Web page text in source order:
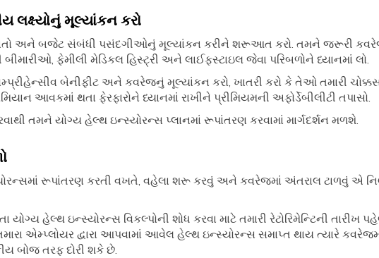
લક્ષ્યોનું મૂલ્યાંકન કરો
અને બજેટ સંબંધી પસંદગીઓનું મૂલ્યાંકન કરીને શરૂઆત કરો. તમને જરૂરી
બીમારીઓ, ફેમીલી મેડિકલ હિસ્ટ્રી અને લાઈફસ્ટાઇલ જેવા પરિબળોને ધ્યાનમાં લો.
બેનીફીટ અને કવરેજનું મૂલ્યાંકન કરો, ખાતરી કરો કે તેઓ તમારી
આવકમાં થતા ફેરફારોને ધ્યાનમાં રાખીને પ્રીમિયમની અફોર્ડેબીલીટી તપાસો.
તમને યોગ્ય હેલ્થ ઇન્સ્યોરન્સ પ્લાનમાં રૂપાંતરણ કરવામાં માર્ગદર્શન મળશે.
રૂપાંતરણ કરતી વખતે, વહેલા શરૂ કરવું અને કવરેજમાં અંતરાલ ટાળવું એ
યોગ્ય હેલ્થ ઇન્સ્યોરન્સ વિકલ્પોની શોધ કરવા માટે તમારી રેટોરિમેન્ટિની તારીખ
એમ્પ્લોયર દ્વારા આપવામાં આવેલ હેલ્થ ઇન્સ્યોરન્સ સમાપ્ત થાય ત્યારે
બોજ તરફ દોરી શકે છે.